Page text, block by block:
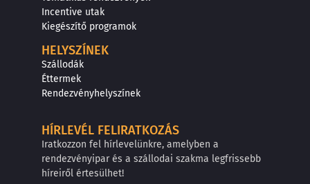
Incentive utak
Kiegészítő programok
HELYSZÍNEK
Szállodák
Éttermek
Rendezvényhelyszínek
HÍRLEVÉL FELIRATKOZÁS
Iratkozzon fel hírlevelünkre, amelyben a
rendezvényipar és a szállodai szakma legfrissebb
híreiről értesülhet!